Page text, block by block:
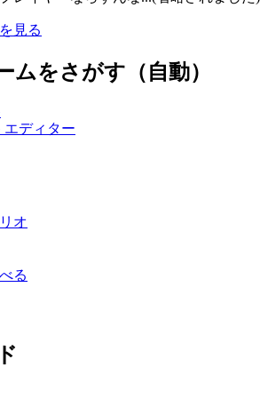
見る
ムをさがす（自動）
エディター
オ
る